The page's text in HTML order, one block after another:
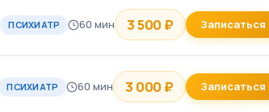
ПСИХИАТР 60 мин 3 500 ₽ Записаться
ПСИХИАТР 60 мин 3 000 ₽ Записаться